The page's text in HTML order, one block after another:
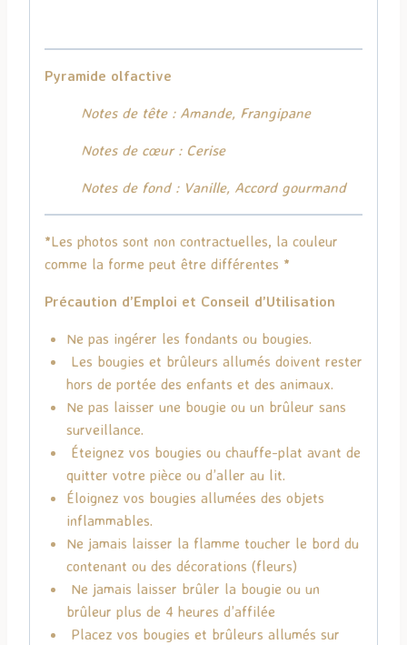
Pyramide olfactive
Notes de tête : Amande, Frangipane
Notes de cœur : Cerise
Notes de fond : Vanille, Accord gourmand
*Les photos sont non contractuelles, la couleur
comme la forme peut être différentes *
Précaution d’Emploi et Conseil d’Utilisation
Ne pas ingérer les fondants ou bougies.
Les bougies et brûleurs allumés doivent rester
hors de portée des enfants et des animaux.
Ne pas laisser une bougie ou un brûleur sans
surveillance.
Éteignez vos bougies ou chauffe-plat avant de
quitter votre pièce ou d’aller au lit.
Éloignez vos bougies allumées des objets
inflammables.
Ne jamais laisser la flamme toucher le bord du
contenant ou des décorations (fleurs)
Ne jamais laisser brûler la bougie ou un
brûleur plus de 4 heures d’affilée
Placez vos bougies et brûleurs allumés sur